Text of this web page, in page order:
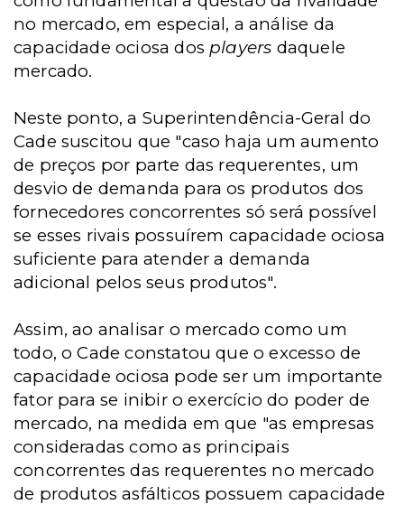
no mercado, em especial, a análise da
capacidade ociosa dos players daquele
mercado.
Neste ponto, a Superintendência-Geral do
Cade suscitou que "caso haja um aumento
de preços por parte das requerentes, um
desvio de demanda para os produtos dos
fornecedores concorrentes só será possível
se esses rivais possuírem capacidade ociosa
suficiente para atender a demanda
adicional pelos seus produtos".
Assim, ao analisar o mercado como um
todo, o Cade constatou que o excesso de
capacidade ociosa pode ser um importante
fator para se inibir o exercício do poder de
mercado, na medida em que "as empresas
consideradas como as principais
concorrentes das requerentes no mercado
de produtos asfálticos possuem capacidade